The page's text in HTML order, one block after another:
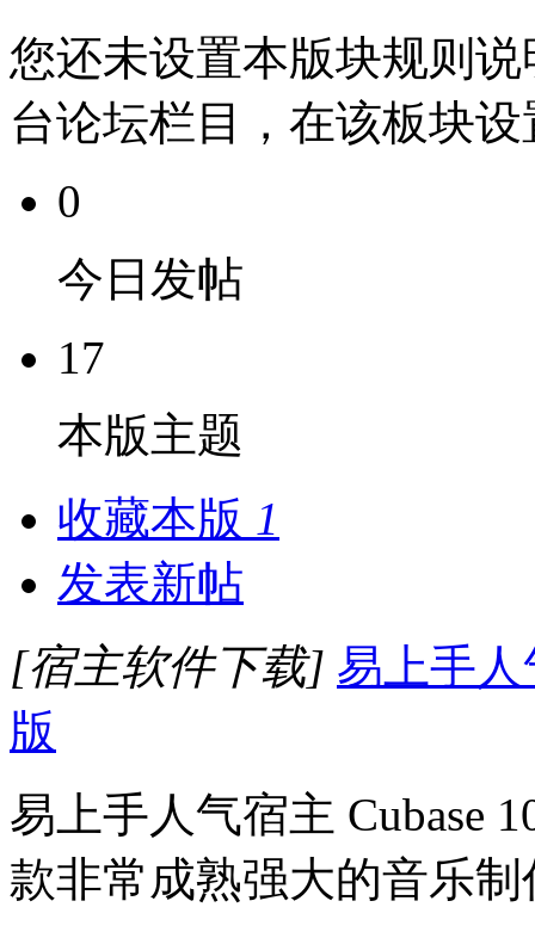
您还未设置本版块规则
台论坛栏目，在该板块
0
今日发帖
17
本版主题
收藏本版 1
发表新帖
[宿主软件下载] 易上手人
版
易上手人气宿主 Cubase
款非常成熟强大的音乐